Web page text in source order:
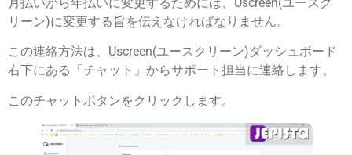
リーン)に変更する旨を伝えなければなりません。
この連絡方法は、Uscreen(ユースクリーン)ダッシュボード
右下にある「チャット」からサポート担当に連絡します。
このチャットボタンをクリックします。